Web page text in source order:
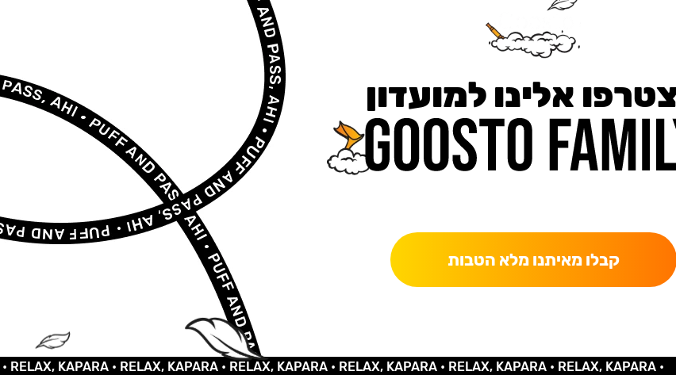
אלינו למועדון
קבלו מאיתנו מלא הטבות
KAPARA •RELAX, KAPARA •RELAX, KAPARA •RELAX, KAPARA •RELAX, KAPARA •RELAX, KAPARA •